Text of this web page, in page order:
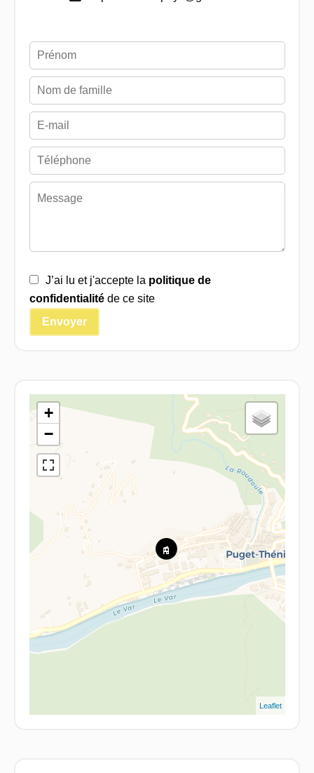
J’ai lu et j'accepte la politique de
confidentialitéde ce site
Envoyer
+
−
Leaflet